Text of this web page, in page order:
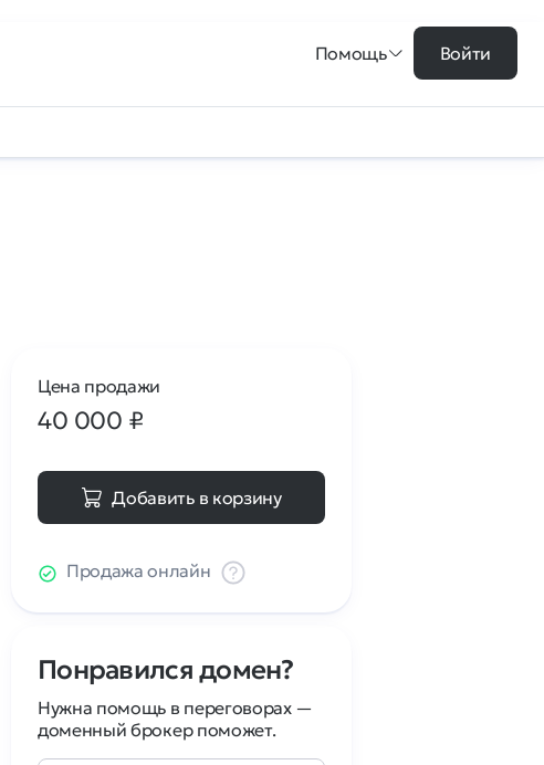
Помощь Войти
Цена продажи
40 000 ₽
Добавить в корзину
Продажа онлайн
Понравился домен?
Нужна помощь в переговорах —
доменный брокер поможет.